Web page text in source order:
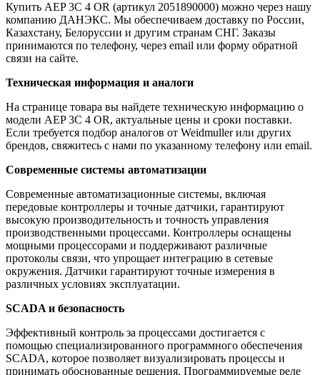
Купить AEP 3C 4 OR (артикул 2051890000) можно через нашу
компанию ДАНЭКС. Мы обеспечиваем доставку по России,
Казахстану, Белоруссии и другим странам СНГ. Заказы
принимаются по телефону, через email или форму обратной
связи на сайте.
Техническая информация и аналоги
На странице товара вы найдете техническую информацию о
модели AEP 3C 4 OR, актуальные цены и сроки поставки.
Если требуется подбор аналогов от Weidmuller или других
брендов, свяжитесь с нами по указанному телефону или email.
Современные системы автоматизации
Современные автоматизационные системы, включая
передовые контроллеры и точные датчики, гарантируют
высокую производительность и точность управления
производственными процессами. Контроллеры оснащены
мощными процессорами и поддерживают различные
протоколы связи, что упрощает интеграцию в сетевые
окружения. Датчики гарантируют точные измерения в
различных условиях эксплуатации.
SCADA и безопасность
Эффективный контроль за процессами достигается с
помощью специализированного программного обеспечения
SCADA, которое позволяет визуализировать процессы и
принимать обоснованные решения. Программируемые реле